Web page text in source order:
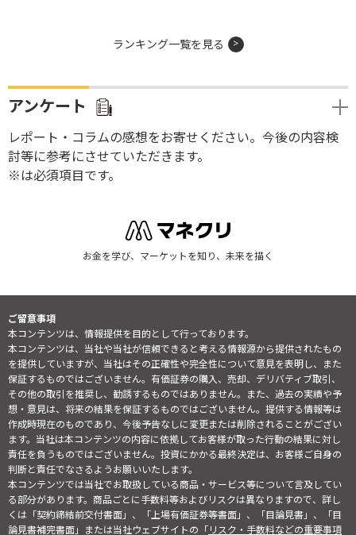
ランキング一覧を見る
アンケート
レポート・コラムの感想をお寄せください。今後の内容検
討等に参考にさせていただきます。
※は必須項目です。
お金を学び、マーケットを知り、未来を描く
ご留意事項
本コンテンツは、情報提供を目的として行っております。
本コンテンツは、当社や当社が信頼できると考える情報源から提供されたもの
を提供していますが、当社はその正確性や完全性について意見を表明し、また
保証するものではございません。有価証券の購入、売却、デリバティブ取引、
その他の取引を推奨し、勧誘するものではありません。また、過去の実績や予
想・意見は、将来の結果を保証するものではございません。提供する情報等は
作成時現在のものであり、今後予告なしに変更または削除されることがござい
ます。当社は本コンテンツの内容に依拠してお客様が取った行動の結果に対し
責任を負うものではございません。投資にかかる最終決定は、お客様ご自身の
判断と責任でなさるようお願いいたします。
本コンテンツでは当社でお取扱している商品・サービス等について言及してい
る部分があります。商品ごとに手数料等およびリスクは異なりますので、詳し
くは「契約締結前交付書面」、「上場有価証券等書面」、「目論見書」、「目
論見書補完書面」または当社ウェブサイトの「リスク・手数料などの重要事項